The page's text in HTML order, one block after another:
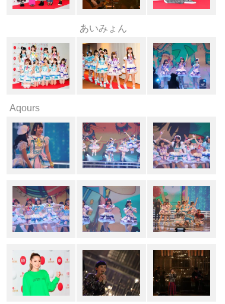
あいみょん
Aqours